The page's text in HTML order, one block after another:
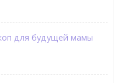
для будущей мамы